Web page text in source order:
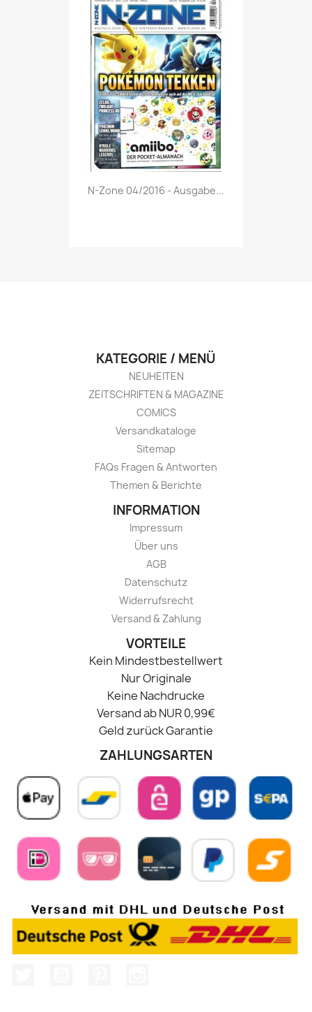
Vorschau
N-Zone 04/2016 - Ausgabe...
KATEGORIE / MENÜ
NEUHEITEN
ZEITSCHRIFTEN & MAGAZINE
COMICS
Versandkataloge
Sitemap
FAQs Fragen & Antworten
Themen & Berichte
INFORMATION
Impressum
Über uns
AGB
Datenschutz
Widerrufsrecht
Versand & Zahlung
VORTEILE
Kein Mindestbestellwert
Nur Originale
Keine Nachdrucke
Versand ab NUR 0,99€
Geld zurück Garantie
ZAHLUNGSARTEN